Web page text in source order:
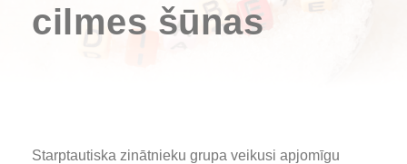
cilmes šūnas
Starptautiska zinātnieku grupa veikusi apjomīgu